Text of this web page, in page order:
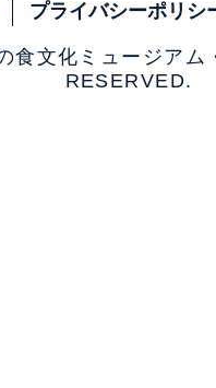
プライバシーポリシ
食文化ミュージア
RESERVED.